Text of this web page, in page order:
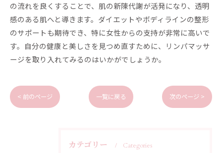
の流れを良くすることで、肌の新陳代謝が活発になり、透明
感のある肌へと導きます。ダイエットやボディラインの整形
のサポートも期待でき、特に女性からの支持が非常に高いで
す。自分の健康と美しさを見つめ直すために、リンパマッサ
ージを取り入れてみるのはいかがでしょうか。
< 前のページ 一覧に戻る 次のページ >
カテゴリー Categories